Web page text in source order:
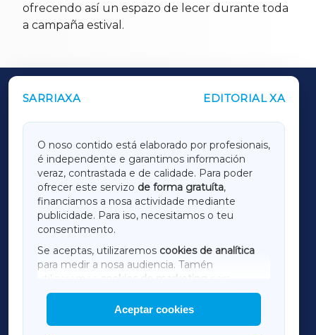
ofrecendo así un espazo de lecer durante toda
a campaña estival.
SARRIAXA EDITORIAL XA
O noso contido está elaborado por profesionais,
é independente e garantimos información
veraz, contrastada e de calidade. Para poder
ofrecer este servizo de forma gratuíta,
financiamos a nosa actividade mediante
publicidade. Para iso, necesitamos o teu
consentimento.
Se aceptas, utilizaremos cookies de analítica
para medir a nosa audiencia. Tamén
utilizaremos
cookies de marketing
mostrar publicidade de terceiros.
Así mesmo, podes personalizar a elección das
cookies que desexas permitir.
Aceptar cookies
OUTROS PERIÓDICOS
LUGOXA
TERRACHAXA
AMARIÑAXA
RIBEIRASACRAXA